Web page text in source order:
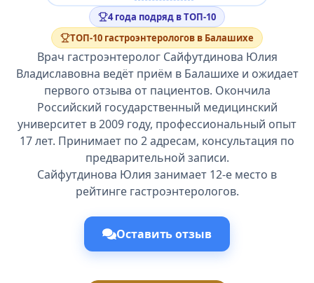
4 года подряд в ТОП-10
ТОП-10 гастроэнтерологов в Балашихе
Врач гастроэнтеролог Сайфутдинова Юлия
Владиславовна ведёт приём в Балашихе и ожидает
первого отзыва от пациентов. Окончила
Российский государственный медицинский
университет в 2009 году, профессиональный опыт
17 лет. Принимает по 2 адресам, консультация по
предварительной записи.
Сайфутдинова Юлия занимает 12-е место в
рейтинге гастроэнтерологов.
Оставить отзыв